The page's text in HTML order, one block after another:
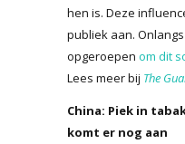
hen is. Deze
publiek aan.
opgeroepen om dit
Lees meer bij The
China: Piek in
komt er nog aan